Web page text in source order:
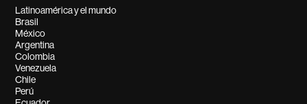
Latinoamérica y el mundo
Brasil
México
Argentina
Colombia
Venezuela
Chile
Perú